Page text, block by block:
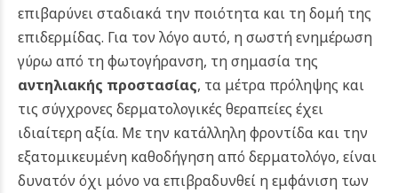
επιβαρύνει σταδιακά την ποιότητα και τη δομή της
επιδερμίδας. Για τον λόγο αυτό, η σωστή ενημέρωση
γύρω από τη φωτογήρανση, τη σημασία της
αντηλιακής προστασίας, τα μέτρα πρόληψης και
τις σύγχρονες δερματολογικές θεραπείες έχει
ιδιαίτερη αξία. Με την κατάλληλη φροντίδα και την
εξατομικευμένη καθοδήγηση από δερματολόγο, είναι
δυνατόν όχι μόνο να επιβραδυνθεί η εμφάνιση των